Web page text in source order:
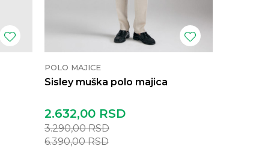
POLO MAJICE
Sisley muška polo majica
2.632,00 RSD
3.290,00RSD
6.390,00RSD